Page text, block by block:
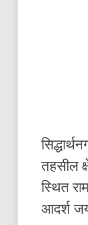
तहसील
स्थित
आदर्श